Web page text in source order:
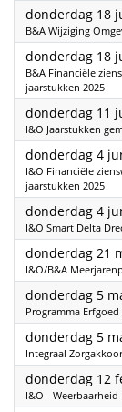
donderdag 18
B&A Wijziging
donderdag 18
B&A Financiële
jaarstukken 2025
donderdag 11
I&O Jaarstukken
donderdag 4
I&O Financiële
jaarstukken 2025
donderdag 4
I&O Smart Delta
donderdag 21
I&O/B&A
donderdag 5
Programma
donderdag 5
Integraal
donderdag 12
I&O - Weerbaarheid